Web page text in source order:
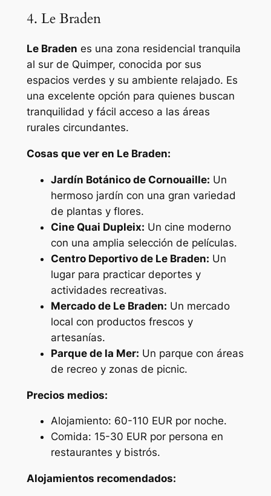
4. Le Braden
Le Braden es una zona residencial tranquila
al sur de Quimper, conocida por sus
espacios verdes y su ambiente relajado. Es
una excelente opción para quienes buscan
tranquilidad y fácil acceso a las áreas
rurales circundantes.
Cosas que ver en Le Braden:
Jardín Botánico de Cornouaille: Un
hermoso jardín con una gran variedad
de plantas y flores.
Cine Quai Dupleix: Un cine moderno
con una amplia selección de películas.
Centro Deportivo de Le Braden: Un
lugar para practicar deportes y
actividades recreativas.
Mercado de Le Braden: Un mercado
local con productos frescos y
artesanías.
Parque de la Mer: Un parque con áreas
de recreo y zonas de picnic.
Precios medios:
Alojamiento: 60-110 EUR por noche.
Comida: 15-30 EUR por persona en
restaurantes y bistrós.
Alojamientos recomendados: